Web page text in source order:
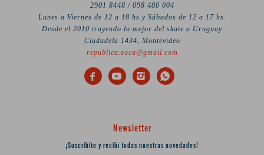
2901 8448 / 098 480 004
Lunes a Viernes de 12 a 18 hs y Sábados de 12 a 17 hs.
Desde el 2010 trayendo lo mejor del skate a Uruguay
Ciudadela 1434, Montevideo
republica.soca@gmail.com
   
Newsletter
¡Suscribite y recibí todas nuestras novedades!